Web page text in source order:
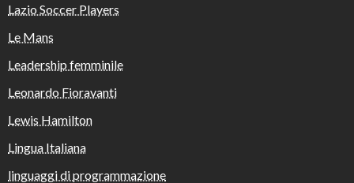
Lazio Soccer Players
Le Mans
Leadership femminile
Leonardo Fioravanti
Lewis Hamilton
Lingua Italiana
linguaggi di programmazione